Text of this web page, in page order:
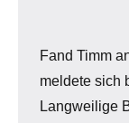
Fand Timm
meldete sich
Langweilige